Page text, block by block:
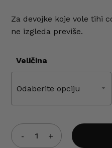
Za devojke koje vole tihi
ne izgleda previše.
Veličina
Odaberite opciju